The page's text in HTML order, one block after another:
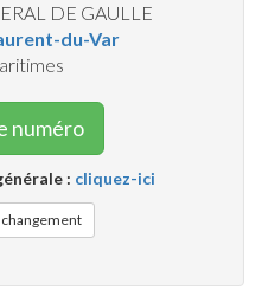
DE GAULLE
du-Var
numéro
: cliquez-ici